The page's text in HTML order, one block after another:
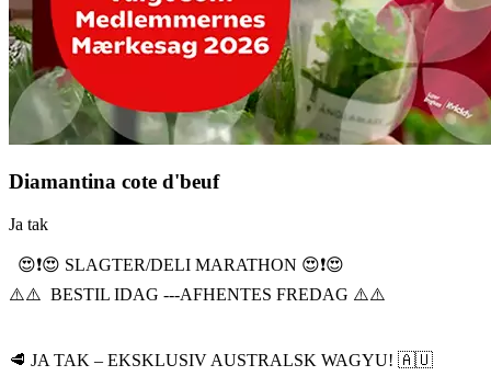
Diamantina cote d'beuf
Ja tak
😍❗️😍 SLAGTER/DELI MARATHON 😍❗️😍
⚠️⚠️ BESTIL IDAG ---AFHENTES FREDAG ⚠️⚠️
🥩 JA TAK – EKSKLUSIV AUSTRALSK WAGYU! 🇦🇺